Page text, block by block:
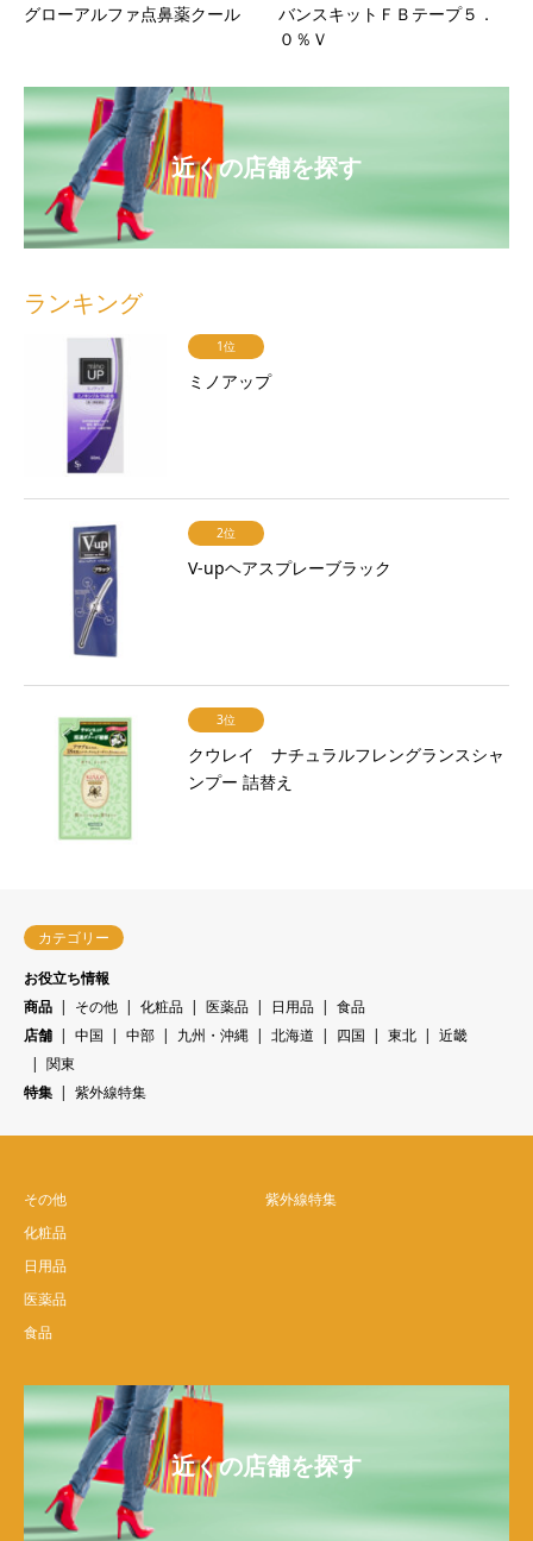
グローアルファ点鼻薬クール
バンスキットＦＢテープ５．
０％Ｖ
近くの店舗を探す
ランキング
1位
ミノアップ
2位
V-upヘアスプレーブラック
3位
クウレイ ナチュラルフレングランスシャ
ンプー 詰替え
カテゴリー
お役立ち情報
商品
その他 化粧品 医薬品 日用品
食品
店舗
中国 中部 九州・沖縄 北海道 四国 東北
近畿
関東
特集
紫外線特集
その他
化粧品
日用品
医薬品
食品
紫外線特集
近くの店舗を探す